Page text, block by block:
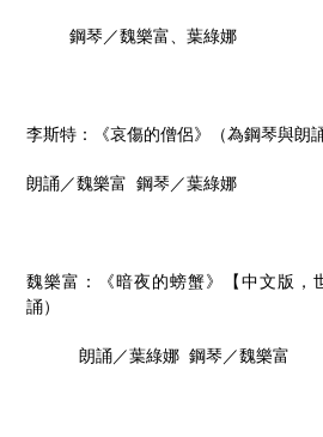
鋼琴／魏樂富、葉綠娜
李斯特：《哀傷的僧侶》（為鋼琴與朗誦
朗誦／魏樂富 鋼琴／葉綠娜
魏樂富：《暗夜的螃蟹》【中文版，
誦）
朗誦／葉綠娜 鋼琴／魏樂富